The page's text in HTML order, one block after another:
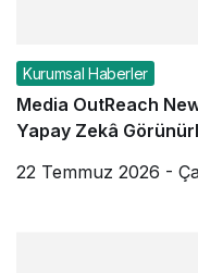
Kurumsal Haberler
Media OutReach
Yapay Zekâ
22 Temmuz 2026 -